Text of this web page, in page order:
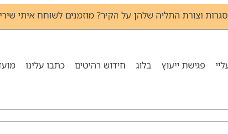
וצורת התליה שלהן על הקיר? מוזמנים לשוחח איתי שירי -
פגישת ייעוץ בלוג חידוש רהיטים כתבו עלינו